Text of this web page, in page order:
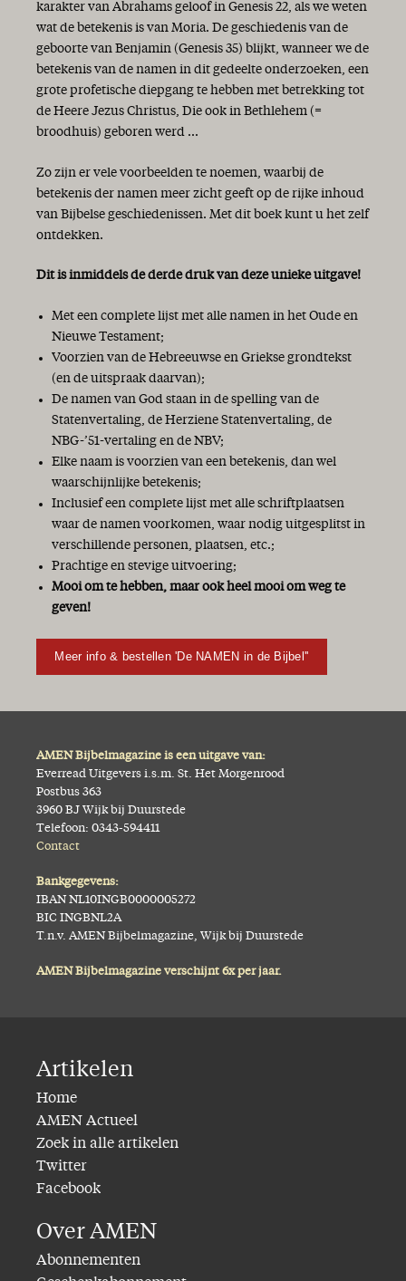
karakter van Abrahams geloof in Genesis 22, als we weten
wat de betekenis is van Moria. De geschiedenis van de
geboorte van Benjamin (Genesis 35) blijkt, wanneer we de
betekenis van de namen in dit gedeelte onderzoeken, een
grote profetische diepgang te hebben met betrekking tot
de Heere Jezus Christus, Die ook in Bethlehem (=
broodhuis) geboren werd ...
Zo zijn er vele voorbeelden te noemen, waarbij de
betekenis der namen meer zicht geeft op de rijke inhoud
van Bijbelse geschiedenissen. Met dit boek kunt u het zelf
ontdekken.
Dit is inmiddels de derde druk van deze unieke uitgave!
Met een complete lijst met alle namen in het Oude en
Nieuwe Testament;
Voorzien van de Hebreeuwse en Griekse grondtekst
(en de uitspraak daarvan);
De namen van God staan in de spelling van de
Statenvertaling, de Herziene Statenvertaling, de
NBG-’51-vertaling en de NBV;
Elke naam is voorzien van een betekenis, dan wel
waarschijnlijke betekenis;
Inclusief een complete lijst met alle schriftplaatsen
waar de namen voorkomen, waar nodig uitgesplitst in
verschillende personen, plaatsen, etc.;
Prachtige en stevige uitvoering;
Mooi om te hebben, maar ook heel mooi om weg te
geven!
Meer info & bestellen 'De NAMEN in de Bijbel''
AMEN Bijbelmagazine is een uitgave van:
Everread Uitgevers i.s.m. St. Het Morgenrood
Postbus 363
3960 BJ Wijk bij Duurstede
Telefoon: 0343-594411
Contact
Bankgegevens:
IBAN NL10INGB0000005272
BIC INGBNL2A
T.n.v. AMEN Bijbelmagazine, Wijk bij Duurstede
AMEN Bijbelmagazine verschijnt 6x per jaar.
Artikelen
Home
AMEN Actueel
Zoek in alle artikelen
Twitter
Facebook
Over AMEN
Abonnementen